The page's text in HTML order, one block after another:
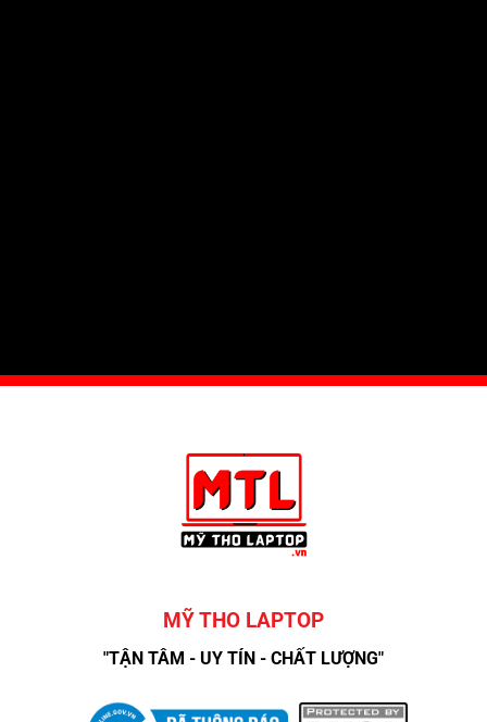
MỸ THO LAPTOP
"TẬN TÂM - UY TÍN - CHẤT LƯỢNG"